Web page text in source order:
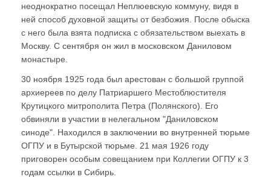
неоднократно посещал Неплюевскую коммуну, видя в
ней способ духовной защиты от безбожия. После обыска
с него была взята подписка с обязательством выехать в
Москву. С сентября он жил в московском Даниловом
монастыре.
30 ноября 1925 года был арестован с большой группой
архиереев по делу Патриаршего Местоблюстителя
Крутицкого митрополита Петра (Полянского). Его
обвиняли в участии в нелегальном "Даниловском
синоде". Находился в заключении во внутренней тюрьме
ОГПУ и в Бутырской тюрьме. 21 мая 1926 году
приговорен особым совещанием при Коллегии ОГПУ к 3
годам ссылки в Сибирь.